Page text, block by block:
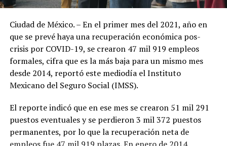
Ciudad de México. – En el primer mes del 2021, año en
que se prevé haya una recuperación económica pos-
crisis por COVID-19, se crearon 47 mil 919 empleos
formales, cifra que es la más baja para un mismo mes
desde 2014, reportó este mediodía el Instituto
Mexicano del Seguro Social (IMSS).
El reporte indicó que en ese mes se crearon 51 mil 291
puestos eventuales y se perdieron 3 mil 372 puestos
permanentes, por lo que la recuperación neta de